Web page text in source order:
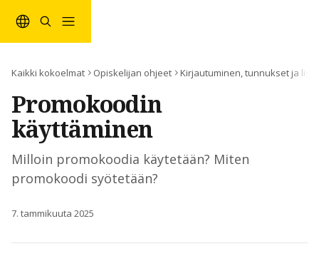
Kaikki kokoelmat Opiskelijan ohjeet Kirjautuminen, tunnukset ja
Promokoodin
käyttäminen
Milloin promokoodia käytetään? Miten
promokoodi syötetään?
7. tammikuuta 2025